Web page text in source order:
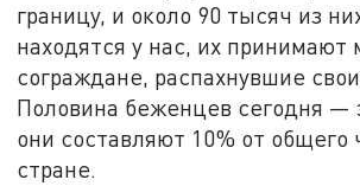
границу, и около 90 тысяч из
находятся у нас, их принимают
сограждане, распахнувшие
Половина беженцев сегодня —
они составляют 10% от общего
стране.